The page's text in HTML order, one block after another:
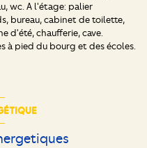
wc. A l'étage: palier
bureau, cabinet de toilette,
d'été, chaufferie, cave.
à pied du bourg et des écoles.